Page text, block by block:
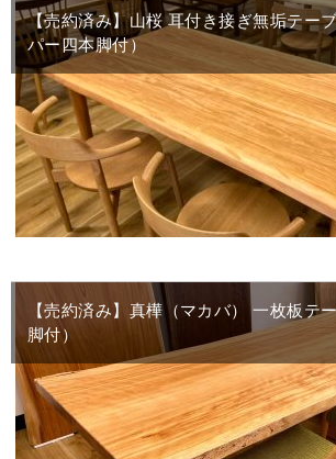
【売約済み】山桜 耳付き接ぎ無垢テー
パー四本脚付）
【売約済み】真樺（マカバ） 一枚板テ
脚付）